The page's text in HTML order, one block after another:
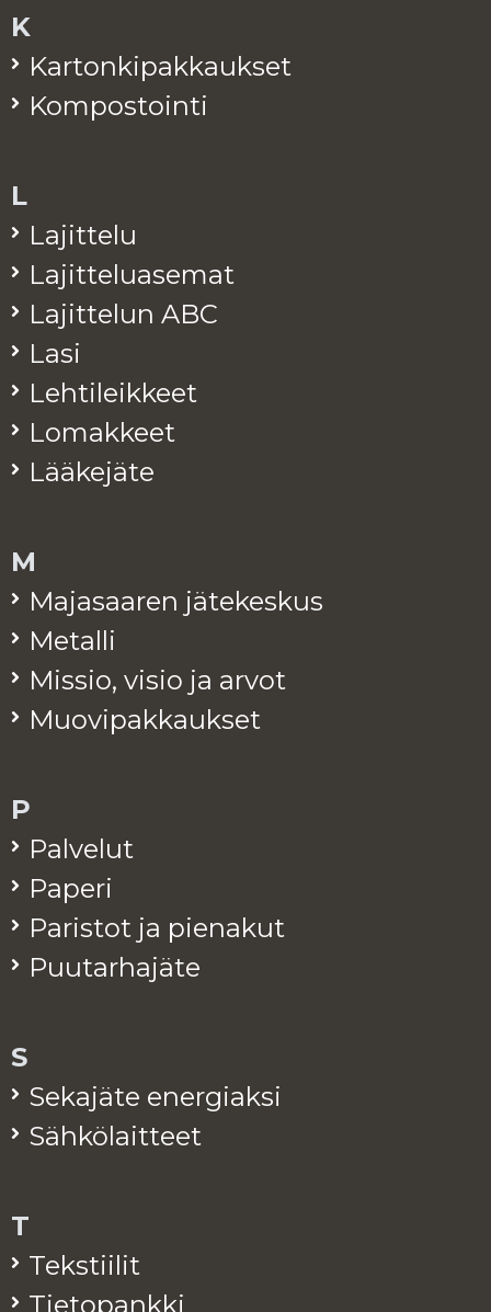
K
Kar­ton­ki­pak­kauk­set
Kom­pos­toin­ti
L
La­jit­te­lu
La­jit­te­lua­se­mat
La­jit­te­lun ABC
Lasi
Leh­ti­leik­keet
Lo­mak­keet
Lää­ke­jä­te
M
Ma­ja­saa­ren jä­te­kes­kus
Me­tal­li
Mis­sio, visio ja arvot
Muo­vi­pak­kauk­set
P
Pal­ve­lut
Pa­pe­ri
Pa­ris­tot ja pie­na­kut
Puu­tar­ha­jä­te
S
Se­ka­jä­te ener­giak­si
Säh­kö­lait­teet
T
Teks­tii­lit
Tie­to­pank­ki